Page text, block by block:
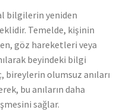
bilgilerin yeniden
Temelde, kişinin
göz hareketleri veya
beyindeki bilgi
bireylerin olumsuz anıları
bu anıların daha
sağlar.